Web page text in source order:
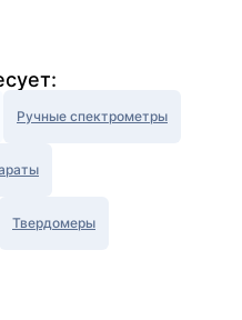
Ручные спектрометры
Твердомеры